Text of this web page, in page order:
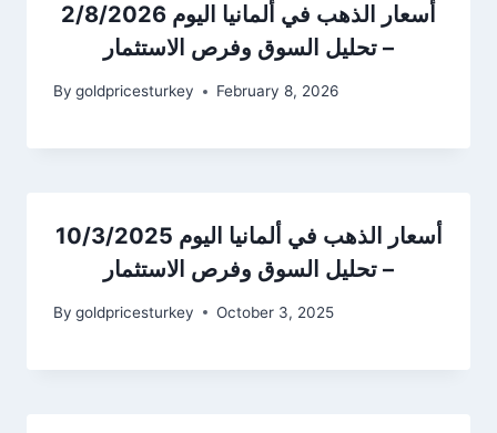
أسعار الذهب في ألمانيا اليوم 2/8/2026
– تحليل السوق وفرص الاستثمار
By goldpricesturkey February 8, 2026
أسعار الذهب في ألمانيا اليوم 10/3/2025
– تحليل السوق وفرص الاستثمار
By goldpricesturkey October 3, 2025